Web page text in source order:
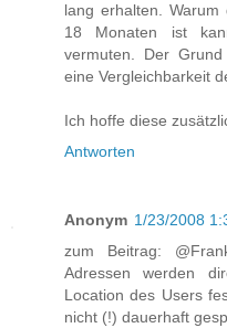
lang erhalten.
18 Monaten ist
vermuten. Der
eine Vergleichbarkeit
Ich hoffe diese
Antworten
Anonym 1/23/2008
zum Beitrag:
Adressen werden
Location des Users
nicht (!) dauerhaft